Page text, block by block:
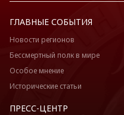
ГЛАВНЫЕ СОБЫТИЯ
Новости регионов
Бессмертный полк в мире
Особое мнение
Исторические статьи
ПРЕСС-ЦЕНТР